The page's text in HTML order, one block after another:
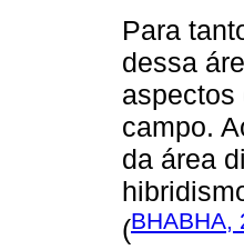
Para
dessa
aspectos
campo.
da área
(BHABHA,